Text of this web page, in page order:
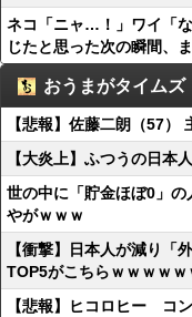
ネコ「ニャ…！」ワイ「
じたと思った次の瞬間、
おうまがタイムズ
【悲報】佐藤二朗（57）
【大炎上】ふつうの日本
世の中に「貯金ほぼ0」
やがｗｗｗ
【衝撃】日本人が減り「
TOP5がこちらｗｗｗｗｗ
【悲報】ヒコロヒー コ